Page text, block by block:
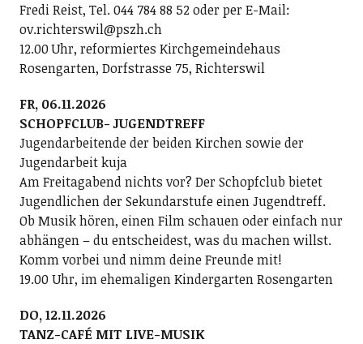
Fredi Reist, Tel. 044 784 88 52 oder per E-Mail:
ov.richterswil@pszh.ch
12.00 Uhr, reformiertes Kirchgemeindehaus
Rosengarten, Dorfstrasse 75, Richterswil
FR, 06.11.2026
SCHOPFCLUB- JUGENDTREFF
Jugendarbeitende der beiden Kirchen sowie der
Jugendarbeit kuja
Am Freitagabend nichts vor? Der Schopfclub bietet
Jugendlichen der Sekundarstufe einen Jugendtreff.
Ob Musik hören, einen Film schauen oder einfach nur
abhängen – du entscheidest, was du machen willst.
Komm vorbei und nimm deine Freunde mit!
19.00 Uhr, im ehemaligen Kindergarten Rosengarten
DO, 12.11.2026
TANZ-CAFÉ MIT LIVE-MUSIK